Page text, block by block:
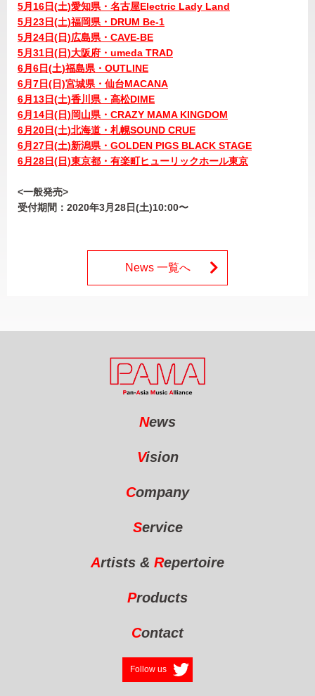
5月16日(土)愛知県・名古屋Electric Lady Land
5月23日(土)福岡県・DRUM Be-1
5月24日(日)広島県・CAVE-BE
5月31日(日)大阪府・umeda TRAD
6月6日(土)福島県・OUTLINE
6月7日(日)宮城県・仙台MACANA
6月13日(土)香川県・高松DIME
6月14日(日)岡山県・CRAZY MAMA KINGDOM
6月20日(土)北海道・札幌SOUND CRUE
6月27日(土)新潟県・GOLDEN PIGS BLACK STAGE
6月28日(日)東京都・有楽町ヒューリックホール東京
<一般発売>
受付期間：2020年3月28日(土)10:00〜
News 一覧へ
News
Vision
Company
Service
Artists & Repertoire
Products
Contact
Follow us